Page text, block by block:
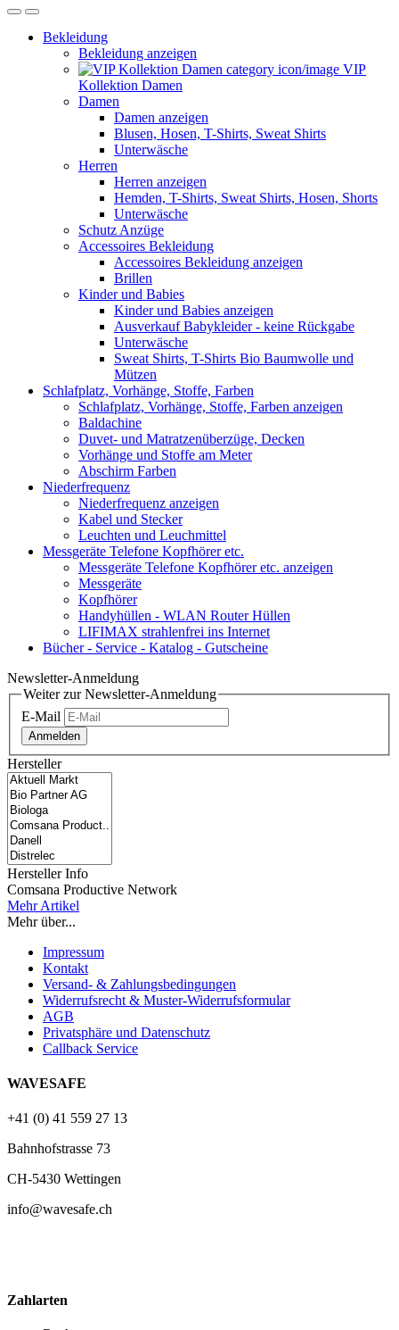
Bekleidung
Bekleidung anzeigen
VIP
Kollektion Damen
Damen
Damen anzeigen
Blusen, Hosen, T-Shirts, Sweat Shirts
Unterwäsche
Herren
Herren anzeigen
Hemden, T-Shirts, Sweat Shirts, Hosen, Shorts
Unterwäsche
Schutz Anzüge
Accessoires Bekleidung
Accessoires Bekleidung anzeigen
Brillen
Kinder und Babies
Kinder und Babies anzeigen
Ausverkauf Babykleider - keine Rückgabe
Unterwäsche
Sweat Shirts, T-Shirts Bio Baumwolle und
Mützen
Schlafplatz, Vorhänge, Stoffe, Farben
Schlafplatz, Vorhänge, Stoffe, Farben anzeigen
Baldachine
Duvet- und Matratzenüberzüge, Decken
Vorhänge und Stoffe am Meter
Abschirm Farben
Niederfrequenz
Niederfrequenz anzeigen
Kabel und Stecker
Leuchten und Leuchmittel
Messgeräte Telefone Kopfhörer etc.
Messgeräte Telefone Kopfhörer etc. anzeigen
Messgeräte
Kopfhörer
Handyhüllen - WLAN Router Hüllen
LIFIMAX strahlenfrei ins Internet
Bücher - Service - Katalog - Gutscheine
Newsletter-Anmeldung
Weiter zur Newsletter-Anmeldung
E-Mail
Anmelden
Hersteller
Hersteller Info
Comsana Productive Network
Mehr Artikel
Mehr über...
Impressum
Kontakt
Versand- & Zahlungsbedingungen
Widerrufsrecht & Muster-Widerrufsformular
AGB
Privatsphäre und Datenschutz
Callback Service
WAVESAFE
+41 (0) 41 559 27 13
Bahnhofstrasse 73
CH-5430 Wettingen
info@wavesafe.ch
Zahlarten